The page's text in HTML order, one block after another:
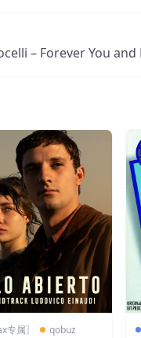
– Forever You and
专属〗 qobuz